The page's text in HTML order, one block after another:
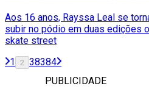
Aos 16 anos, Rayssa Leal se
subir no pódio em duas edições
skate street
1
2 38384
PUBLICIDADE